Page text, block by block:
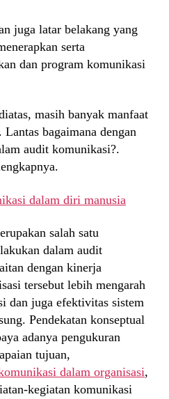
juga latar belakang yang
serta
dan program komunikasi
masih banyak manfaat
bagaimana dengan
audit komunikasi?.
dalam diri manusia
salah satu
dalam audit
dengan kinerja
tersebut lebih mengarah
dan juga efektivitas sistem
Pendekatan konseptual
adanya pengukuran
tujuan,
dalam organisasi,
kegiatan komunikasi